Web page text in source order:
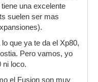
una excelente
suelen ser mas
que ya te da el Xp80,
Pero vamos, yo
ni loco.
el Fusion son muy